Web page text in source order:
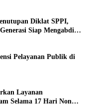
Diklat SPPI,
Siap Mengabdi
Pelayanan Publik di
Layanan
Selama 17 Hari Non